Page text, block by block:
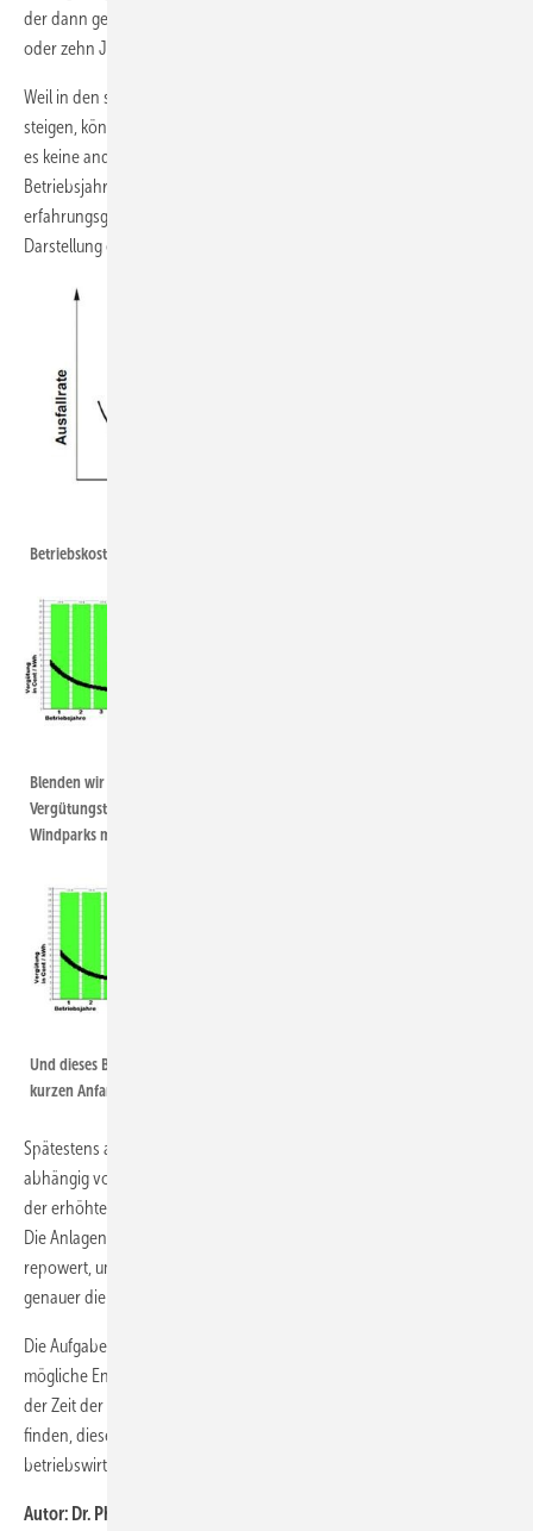
der dann gebrauchten Windenergieanlagen ins Ausland ist nach acht
oder zehn Jahren auch noch deutlich höher als nach 20 Jahren.
Weil in den späten Betriebsjahren die Reparatur- und Wartungskosten
steigen, könnten die 3,9 Cent/kWh einfach nicht mehr genügen, falls
es keine anderen Deckungsbeiträge gibt. In den späten
Betriebsjahren steigen die Wartungs- und Reparaturkosten
erfahrungsgemäß sogar an, dies zeigt die nachfolgende vereinfachte
Darstellung einer sogenannten Badewannenkurve:
Betriebskosten sind zu Beginn und im späteren Verlauf hoch.
Blenden wir die hypothetische Badewannenkurve in die
Vergütungstabellen ein, so ergibt sich dieses Bild für diejenigen Offshore-
Windparks mit einer langen Anfangsvergütung.
Und dieses Bild ergibt sich für diejenigen Offshore-Windparks mit einer
kurzen Anfangsvergütung.
Spätestens ab dem 17./18. Betriebsjahr würde Verlust gemacht,
abhängig von den jeweiligen Betriebskosten und der jeweiligen Dauer
der erhöhten Anfangsvergütung auch schon ab dem 9. Betriebsjahr.
Die Anlagen würden in diesem Fall zurückgebaut oder gegebenenfalls
repowert, um in den Genuss der dann geltenden EEG-Vergütung,
genauer die neue erhöhte Anfangsvergütung, zu kommen.
Die Aufgabe für die Politik besteht darin, sich auf eine derartige
mögliche Entwicklung des Betriebs von Offshore-Windparks nur in
der Zeit der erhöhten Anfangsvergütung einzustellen oder Wege zu
finden, diese Entwicklung so mitzugestalten, dass sie nicht nur
betriebswirtschaftlich, sondern auch volkswirtschaftlich sinnvoll ist.
Autor: Dr. Philipp Schmagold, Projektentwickler für Onshore-